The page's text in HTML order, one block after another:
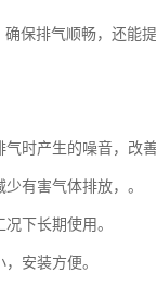
保排气顺畅，还能
时产生的噪音，改善
有害气体排放，。
下长期使用。
安装方便。